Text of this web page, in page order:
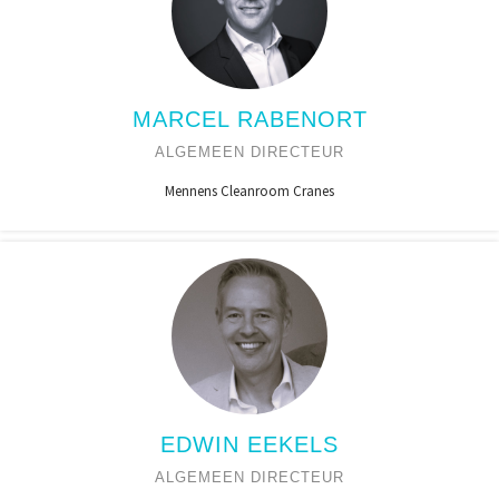
MARCEL RABENORT
ALGEMEEN DIRECTEUR
Mennens Cleanroom Cranes
EDWIN EEKELS
ALGEMEEN DIRECTEUR